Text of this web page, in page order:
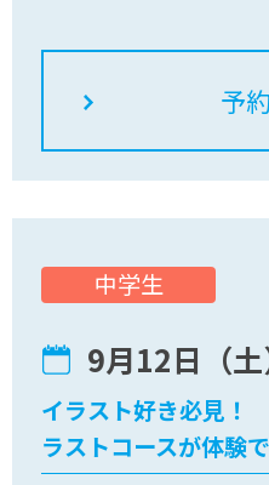
9月12日（
中学生
イラスト好き必見！
ラストコースが体験